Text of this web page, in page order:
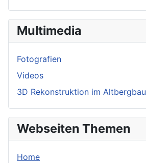
Multimedia
Fotografien
Videos
3D Rekonstruktion im Altbergbau
Webseiten Themen
Home